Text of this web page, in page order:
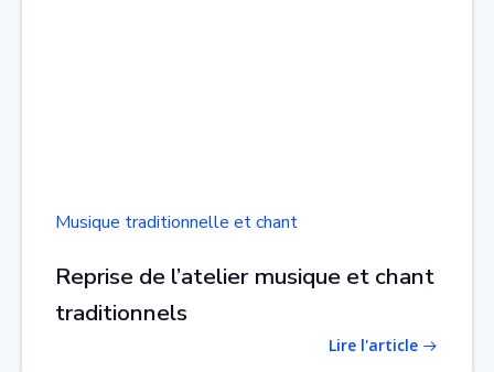
Musique traditionnelle et chant
Reprise de l’atelier musique et chant
traditionnels
Lire l'article